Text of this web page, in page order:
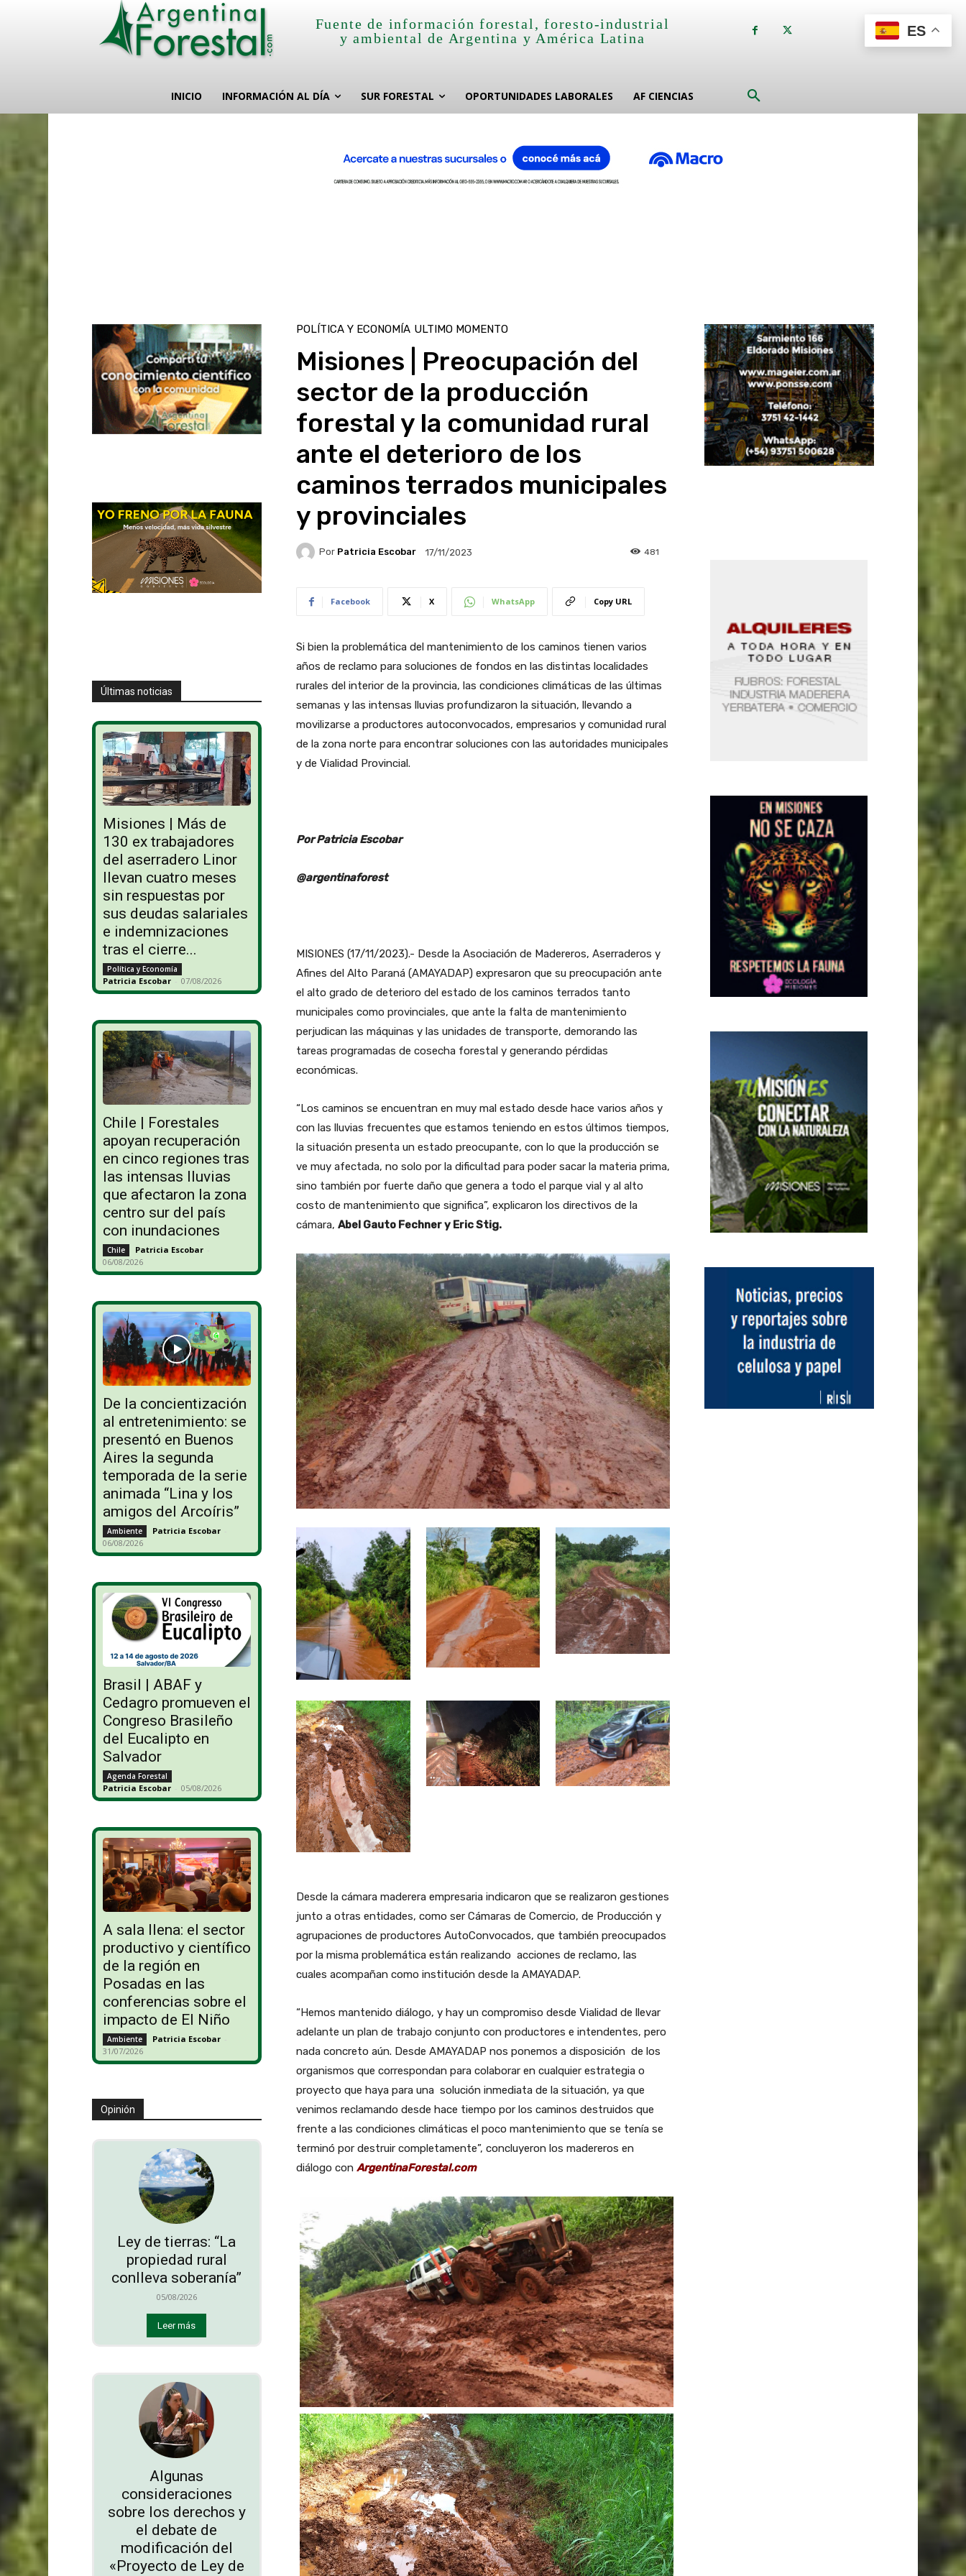
Fuente de información forestal, foresto-industrial
y ambiental de Argentina y América Latina
INICIO INFORMACIÓN AL DÍA SUR FORESTAL OPORTUNIDADES LABORALES AF CIENCIAS
Últimas noticias
Misiones | Más de
130 ex trabajadores
del aserradero Linor
llevan cuatro meses
sin respuestas por
sus deudas salariales
e indemnizaciones
tras el cierre...
Política y Economía
Patricia Escobar - 07/08/2026
Chile | Forestales
apoyan recuperación
en cinco regiones tras
las intensas lluvias
que afectaron la zona
centro sur del país
con inundaciones
Chile Patricia Escobar -
06/08/2026
De la concientización
al entretenimiento: se
presentó en Buenos
Aires la segunda
temporada de la serie
animada “Lina y los
amigos del Arcoíris”
Ambiente Patricia Escobar -
06/08/2026
Brasil | ABAF y
Cedagro promueven el
Congreso Brasileño
del Eucalipto en
Salvador
Agenda Forestal
Patricia Escobar - 05/08/2026
A sala llena: el sector
productivo y científico
de la región en
Posadas en las
conferencias sobre el
impacto de El Niño
Ambiente Patricia Escobar -
31/07/2026
Opinión
Ley de tierras: “La
propiedad rural
conlleva soberanía”
05/08/2026
Leer más
Algunas
consideraciones
sobre los derechos y
el debate de
modificación del
«Proyecto de Ley de
POLÍTICA Y ECONOMÍA ULTIMO MOMENTO
Misiones | Preocupación del
sector de la producción
forestal y la comunidad rural
ante el deterioro de los
caminos terrados municipales
y provinciales
Por Patricia Escobar 17/11/2023 481
Facebook X WhatsApp Copy URL
Si bien la problemática del mantenimiento de los caminos tienen varios
años de reclamo para soluciones de fondos en las distintas localidades
rurales del interior de la provincia, las condiciones climáticas de las últimas
semanas y las intensas lluvias profundizaron la situación, llevando a
movilizarse a productores autoconvocados, empresarios y comunidad rural
de la zona norte para encontrar soluciones con las autoridades municipales
y de Vialidad Provincial.
Por Patricia Escobar
@argentinaforest
MISIONES (17/11/2023).- Desde la Asociación de Madereros, Aserraderos y
Afines del Alto Paraná (AMAYADAP) expresaron que su preocupación ante
el alto grado de deterioro del estado de los caminos terrados tanto
municipales como provinciales, que ante la falta de mantenimiento
perjudican las máquinas y las unidades de transporte, demorando las
tareas programadas de cosecha forestal y generando pérdidas
económicas.
“Los caminos se encuentran en muy mal estado desde hace varios años y
con las lluvias frecuentes que estamos teniendo en estos últimos tiempos,
la situación presenta un estado preocupante, con lo que la producción se
ve muy afectada, no solo por la dificultad para poder sacar la materia prima,
sino también por fuerte daño que genera a todo el parque vial y al alto
costo de mantenimiento que significa”, explicaron los directivos de la
cámara, Abel Gauto Fechner y Eric Stig.
Desde la cámara maderera empresaria indicaron que se realizaron gestiones
junto a otras entidades, como ser Cámaras de Comercio, de Producción y
agrupaciones de productores AutoConvocados, que también preocupados
por la misma problemática están realizando acciones de reclamo, las
cuales acompañan como institución desde la AMAYADAP.
“Hemos mantenido diálogo, y hay un compromiso desde Vialidad de llevar
adelante un plan de trabajo conjunto con productores e intendentes, pero
nada concreto aún. Desde AMAYADAP nos ponemos a disposición de los
organismos que correspondan para colaborar en cualquier estrategia o
proyecto que haya para una solución inmediata de la situación, ya que
venimos reclamando desde hace tiempo por los caminos destruidos que
frente a las condiciones climáticas el poco mantenimiento que se tenía se
terminó por destruir completamente”, concluyeron los madereros en
diálogo con ArgentinaForestal.com
ES